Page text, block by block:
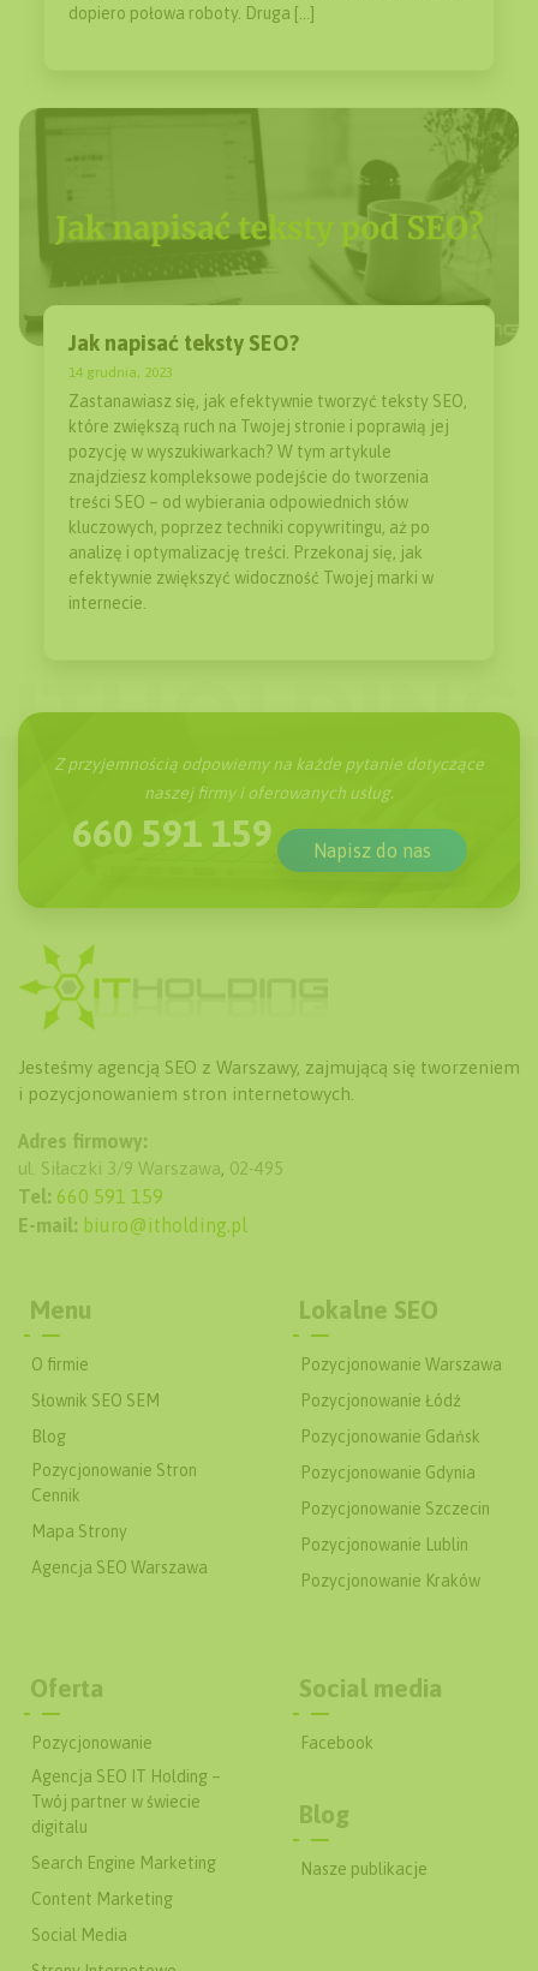
dopiero połowa roboty. Druga […]
Jak napisać teksty SEO?
14 grudnia, 2023
Zastanawiasz się, jak efektywnie tworzyć teksty SEO,
które zwiększą ruch na Twojej stronie i poprawią jej
pozycję w wyszukiwarkach? W tym artykule
znajdziesz kompleksowe podejście do tworzenia
treści SEO – od wybierania odpowiednich słów
kluczowych, poprzez techniki copywritingu, aż po
analizę i optymalizację treści. Przekonaj się, jak
efektywnie zwiększyć widoczność Twojej marki w
internecie.
Z przyjemnością odpowiemy na każde pytanie dotyczące
naszej firmy i oferowanych usług.
660 591 159 Napisz do nas
Jesteśmy agencją SEO z Warszawy, zajmującą się tworzeniem
i pozycjonowaniem stron internetowych.
Adres firmowy:
ul. Siłaczki 3/9 Warszawa, 02-495
Tel: 660 591 159
E-mail: biuro@itholding.pl
Menu
O firmie
Słownik SEO SEM
Blog
Pozycjonowanie Stron
Cennik
Mapa Strony
Agencja SEO Warszawa
Lokalne SEO
Pozycjonowanie Warszawa
Pozycjonowanie Łódź
Pozycjonowanie Gdańsk
Pozycjonowanie Gdynia
Pozycjonowanie Szczecin
Pozycjonowanie Lublin
Pozycjonowanie Kraków
Oferta
Pozycjonowanie
Agencja SEO IT Holding –
Twój partner w świecie
digitalu
Search Engine Marketing
Content Marketing
Social Media
Social media
Facebook
Blog
Nasze publikacje